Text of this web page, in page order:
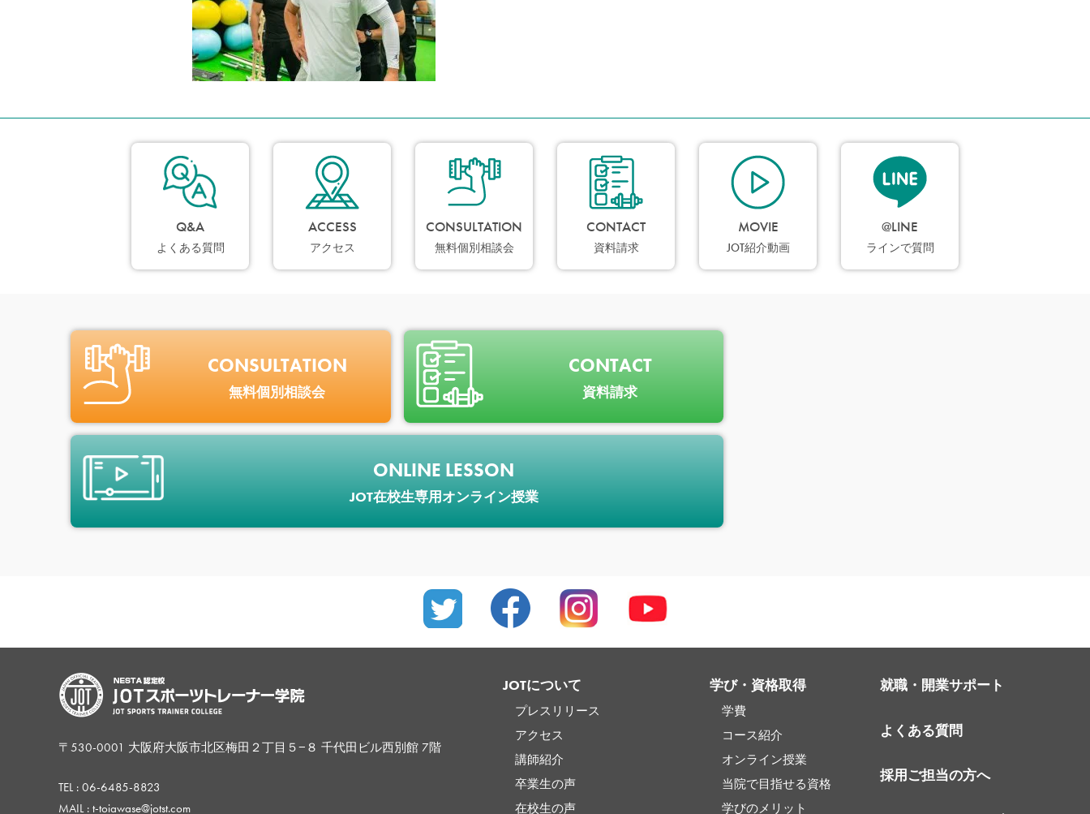
Q&A
よくある質問
ACCESS
アクセス
CONSULTATION
無料個別相談会
CONTACT
資料請求
MOVIE
JOT紹介動画
@LINE
ラインで質問
CONSULTATION
無料個別相談会
CONTACT
資料請求
ONLINE LESSON
JOT在校生専用オンライン授業
〒530-0001 大阪府大阪市北区梅田２丁目５−８ 千代田ビル西別館 7階
TEL : 06-6485-8823
MAIL : t-toiawase@jotst.com
JOTについて
プレスリリース
アクセス
講師紹介
卒業生の声
在校生の声
学び・資格取得
学費
コース紹介
オンライン授業
当院で目指せる資格
学びのメリット
就職・開業サポート
よくある質問
採用ご担当の方へ